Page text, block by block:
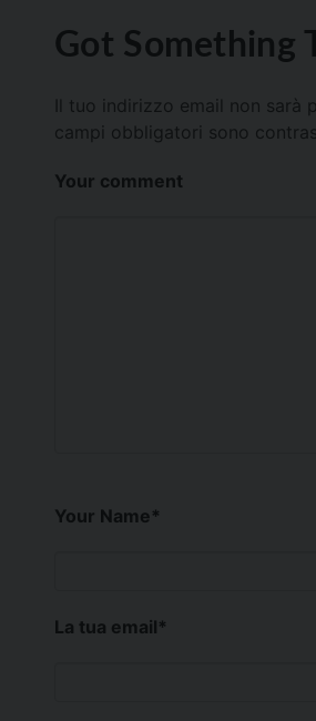
Got Something
Il tuo indirizzo email non sarà
campi obbligatori sono
Your comment
Your Name*
La tua email*